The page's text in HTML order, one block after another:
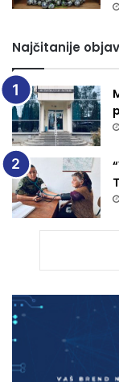
Najčitanije